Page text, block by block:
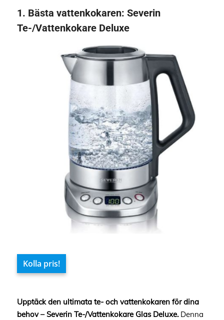
1. Bästa vattenkokaren: Severin
Te-/Vattenkokare Deluxe
Kolla pris!
Upptäck den ultimata te- och vattenkokaren för dina
behov – Severin Te-/Vattenkokare Glas Deluxe. Denna